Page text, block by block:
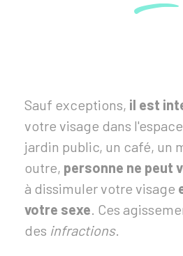
Sauf exceptions, il est
votre visage dans
jardin public, un café, un
outre, personne ne peut
à dissimuler votre visage
votre sexe. Ces
des infractions.